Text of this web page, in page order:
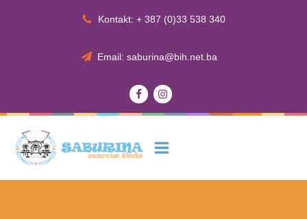
Kontakt: + 387 (0)33 538 340
Email: saburina@bih.net.ba